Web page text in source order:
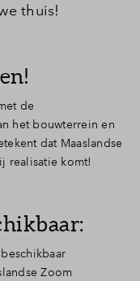
thuis!
de
het bouwterrein en
dat Maaslandse
realisatie komt!
Zoom